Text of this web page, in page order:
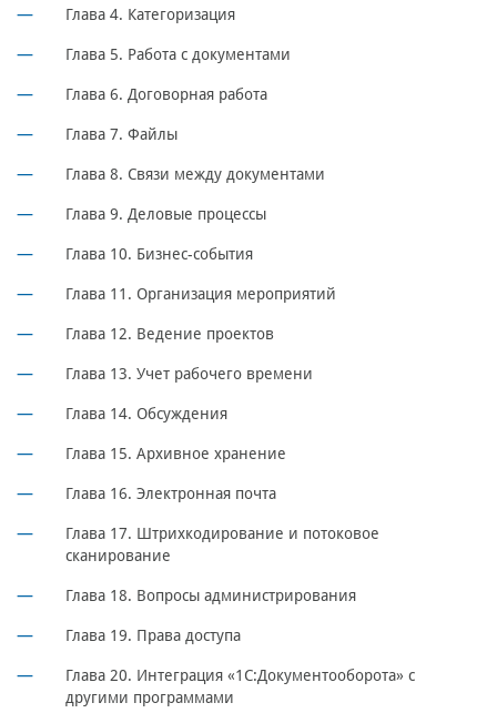
Глава 4. Категоризация
Глава 5. Работа с документами
Глава 6. Договорная работа
Глава 7. Файлы
Глава 8. Связи между документами
Глава 9. Деловые процессы
Глава 10. Бизнес-события
Глава 11. Организация мероприятий
Глава 12. Ведение проектов
Глава 13. Учет рабочего времени
Глава 14. Обсуждения
Глава 15. Архивное хранение
Глава 16. Электронная почта
Глава 17. Штрихкодирование и потоковое
сканирование
Глава 18. Вопросы администрирования
Глава 19. Права доступа
Глава 20. Интеграция «1С:Документооборота» с
другими программами